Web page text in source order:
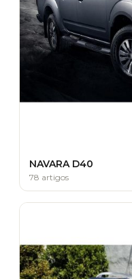
NAVARA D40
78 artigos